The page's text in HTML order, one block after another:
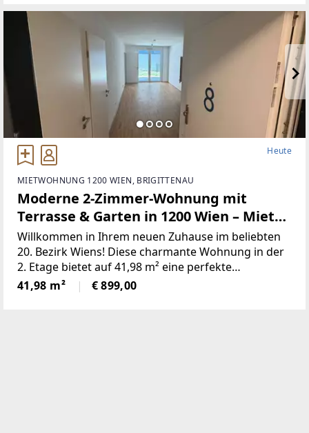
Heute
MIETWOHNUNG 1200 WIEN, BRIGITTENAU
Moderne 2-Zimmer-Wohnung mit
Terrasse & Garten in 1200 Wien – Miete
€899,–
Willkommen in Ihrem neuen Zuhause im beliebten
20. Bezirk Wiens! Diese charmante Wohnung in der
2. Etage bietet auf 41,98 m² eine perfekte
Kombination aus Komfort, Funktionalität und
urbanem Lebensstil – ideal für Singles, Paare oder
41,98 m² € 899,00